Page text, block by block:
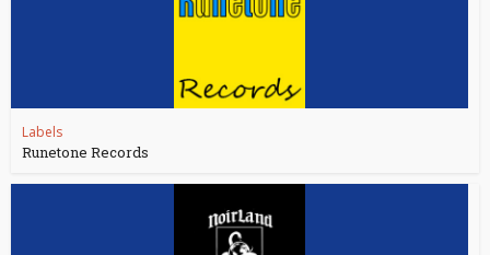
Labels
Runetone Records